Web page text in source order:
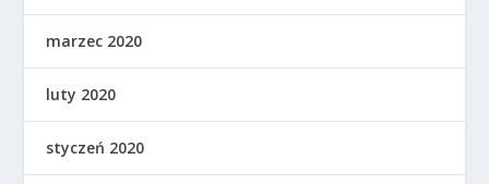
marzec 2020
luty 2020
styczeń 2020